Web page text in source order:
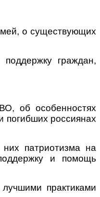
о существующих
поддержку граждан,
об особенностях
погибших россиянах
патриотизма на
и помощь
практиками